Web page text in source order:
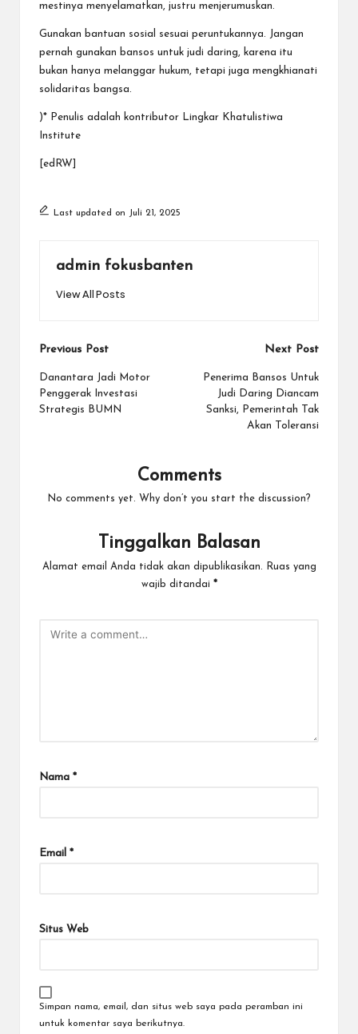
mestinya menyelamatkan, justru menjerumuskan.
Gunakan bantuan sosial sesuai peruntukannya. Jangan
pernah gunakan bansos untuk judi daring, karena itu
bukan hanya melanggar hukum, tetapi juga mengkhianati
solidaritas bangsa.
)* Penulis adalah kontributor Lingkar Khatulistiwa
Institute
[edRW]
Last updated on Juli 21, 2025
admin fokusbanten
View All Posts
Post
navigation
Previous Post
Danantara Jadi Motor
Penggerak Investasi
Strategis BUMN
Next Post
Penerima Bansos Untuk
Judi Daring Diancam
Sanksi, Pemerintah Tak
Akan Toleransi
Comments
No comments yet. Why don’t you start the discussion?
Tinggalkan Balasan
Alamat email Anda tidak akan dipublikasikan.
Ruas yang
wajib ditandai *
Nama *
Email *
Situs Web
Simpan nama, email, dan situs web saya pada peramban ini
untuk komentar saya berikutnya.